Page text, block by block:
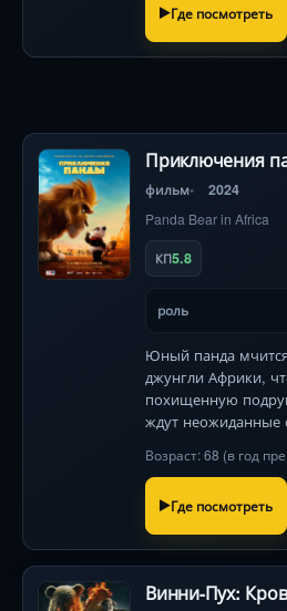
Где посмотреть
Приключения
фильм 2024
Panda Bear in Africa
КП5.8
роль
Юный панда
джунгли Африки,
похищенную
ждут неожиданные
Возраст: 68 (в год
Где посмотреть
Винни-Пух: